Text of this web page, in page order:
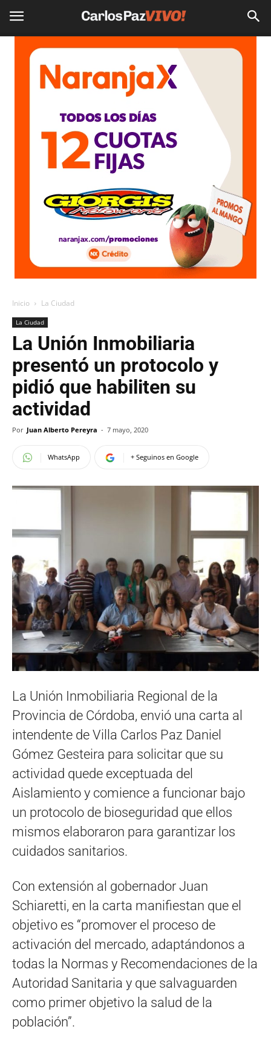
Inicio La Ciudad
La Ciudad
La Unión Inmobiliaria
presentó un protocolo y
pidió que habiliten su
actividad
Por Juan Alberto Pereyra - 7 mayo, 2020
WhatsApp + Seguinos en Google
La Unión Inmobiliaria Regional de la
Provincia de Córdoba, envió una carta al
intendente de Villa Carlos Paz Daniel
Gómez Gesteira para solicitar que su
actividad quede exceptuada del
Aislamiento y comience a funcionar bajo
un protocolo de bioseguridad que ellos
mismos elaboraron para garantizar los
cuidados sanitarios.
Con extensión al gobernador Juan
Schiaretti, en la carta manifiestan que el
objetivo es “promover el proceso de
activación del mercado, adaptándonos a
todas la Normas y Recomendaciones de la
Autoridad Sanitaria y que salvaguarden
como primer objetivo la salud de la
población”.